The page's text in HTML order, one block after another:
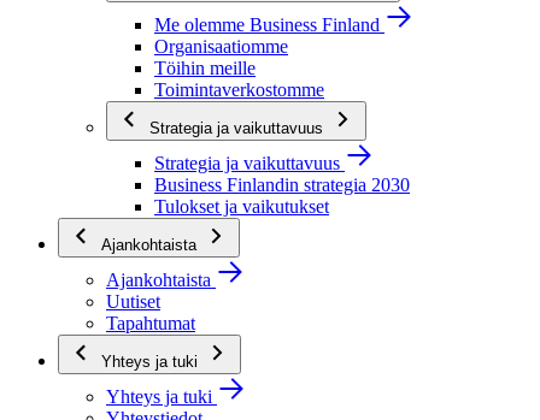
Me olemme Business Finland
Organisaatiomme
Töihin meille
Toimintaverkostomme
Strategia ja vaikuttavuus
Strategia ja vaikuttavuus
Business Finlandin strategia 2030
Tulokset ja vaikutukset
Ajankohtaista
Ajankohtaista
Uutiset
Tapahtumat
Yhteys ja tuki
Yhteys ja tuki